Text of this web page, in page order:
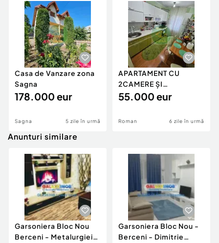
Casa de Vanzare zona
Sagna
178.000 eur
Sagna 5 zile în urmă
APARTAMENT CU
2CAMERE ȘI
2BALCOANE
55.000 eur
Roman 6 zile în urmă
Anunturi similare
Garsoniera Bloc Nou
Berceni - Metalurgiei
Garsoniera Bloc Nou -
Berceni - Dimitrie